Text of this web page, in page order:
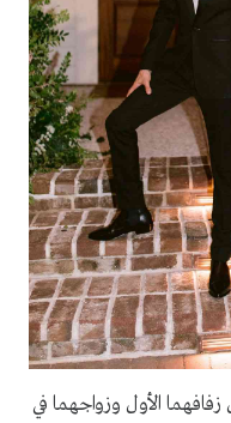
الأول وزواجهما في